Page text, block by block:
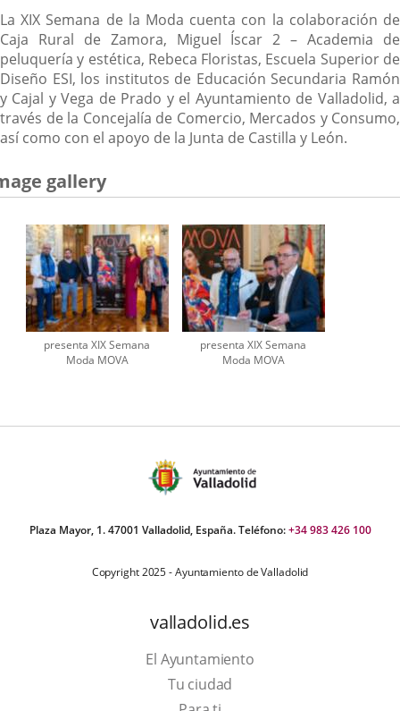
La XIX Semana de la Moda cuenta con la colaboración de
Caja Rural de Zamora, Miguel Íscar 2 – Academia de
peluquería y estética, Rebeca Floristas, Escuela Superior de
Diseño ESI, los institutos de Educación Secundaria Ramón
y Cajal y Vega de Prado y el Ayuntamiento de Valladolid, a
través de la Concejalía de Comercio, Mercados y Consumo,
así como con el apoyo de la Junta de Castilla y León.
gallery
presenta XIX Semana
Moda MOVA
presenta XIX Semana
Moda MOVA
Plaza Mayor, 1. 47001 Valladolid, España. Teléfono:+34 983 426 100
Copyright 2025 - Ayuntamiento de Valladolid
valladolid.es
El Ayuntamiento
Tu ciudad